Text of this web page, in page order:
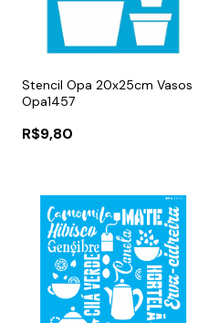
Stencil Opa 20x25cm Vasos
Opa1457
R$9,80